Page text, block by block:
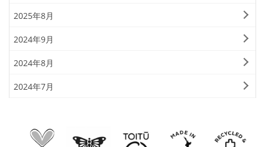
2025年8月
2024年9月
2024年8月
2024年7月